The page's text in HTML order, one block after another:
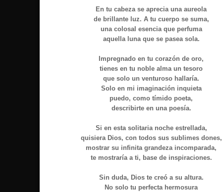
En tu cabeza se aprecia una aureola
de brillante luz. A tu cuerpo se suma,
una colosal esencia que perfuma
aquella luna que se pasea sola.
Impregnado en tu corazón de oro,
tienes en tu noble alma un tesoro
que solo un venturoso hallaría.
Solo en mi imaginación inquieta
puedo, como tímido poeta,
describirte en una poesía.
Si en esta solitaria noche estrellada,
quisiera Dios, con todos sus sublimes dones,
mostrar su infinita grandeza incomparada,
te mostraría a ti, base de inspiraciones.
Sin duda, Dios te creó a su altura.
No solo tu perfecta hermosura